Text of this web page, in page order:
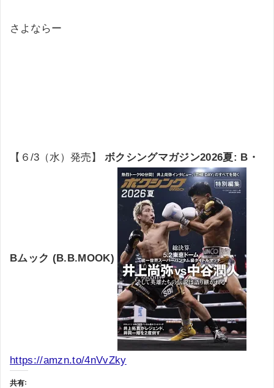
さよならー
【６/3（水）発売】 ボクシングマガジン2026夏: B・
Bムック (B.B.MOOK)
https://amzn.to/4nVvZky
共有: